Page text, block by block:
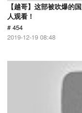
【越哥】这部被吹爆的
人观看！
# 454
2019-12-19 08:48